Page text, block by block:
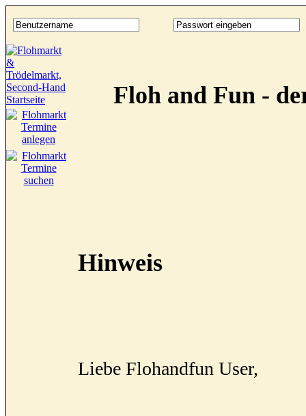
Floh and Fun -
Hinweis
Liebe Flohandfun User,